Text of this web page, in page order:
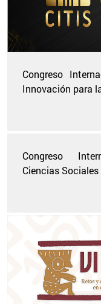
Congreso
Innovación para
Congreso
Ciencias Sociales